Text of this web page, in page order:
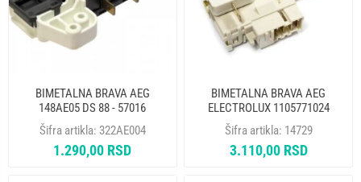
BIMETALNA BRAVA AEG
148AE05 DS 88 - 57016
Šifra artikla: 322AE004
1.290,00 RSD
BIMETALNA BRAVA AEG
ELECTROLUX 1105771024
1105771008
Šifra artikla: 14729
3.110,00 RSD